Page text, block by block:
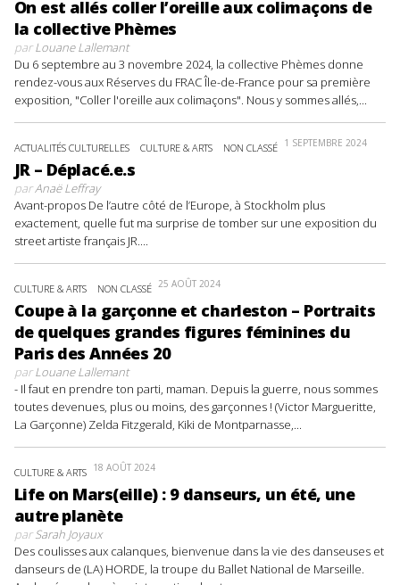
On est allés coller l’oreille aux colimaçons de
la collective Phèmes
parLouane Lallemant
Du 6 septembre au 3 novembre 2024, la collective Phèmes donne
rendez-vous aux Réserves du FRAC Île-de-France pour sa première
exposition, "Coller l'oreille aux colimaçons". Nous y sommes allés,...
ACTUALITÉS CULTURELLES CULTURE & ARTS NON CLASSÉ 1 SEPTEMBRE 2024
JR – Déplacé.e.s
parAnaë Leffray
Avant-propos De l’autre côté de l’Europe, à Stockholm plus
exactement, quelle fut ma surprise de tomber sur une exposition du
street artiste français JR....
CULTURE & ARTS NON CLASSÉ 25 AOÛT 2024
Coupe à la garçonne et charleston – Portraits
de quelques grandes figures féminines du
Paris des Années 20
parLouane Lallemant
- Il faut en prendre ton parti, maman. Depuis la guerre, nous sommes
toutes devenues, plus ou moins, des garçonnes ! (Victor Margueritte,
La Garçonne) Zelda Fitzgerald, Kiki de Montparnasse,...
CULTURE & ARTS 18 AOÛT 2024
Life on Mars(eille) : 9 danseurs, un été, une
autre planète
parSarah Joyaux
Des coulisses aux calanques, bienvenue dans la vie des danseuses et
danseurs de (LA) HORDE, la troupe du Ballet National de Marseille.